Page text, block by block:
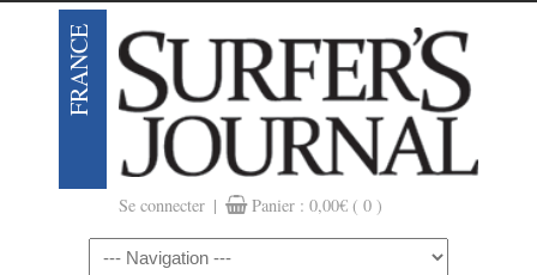
Se connecter | Panier : 0,00€ ( 0 )
Navigation